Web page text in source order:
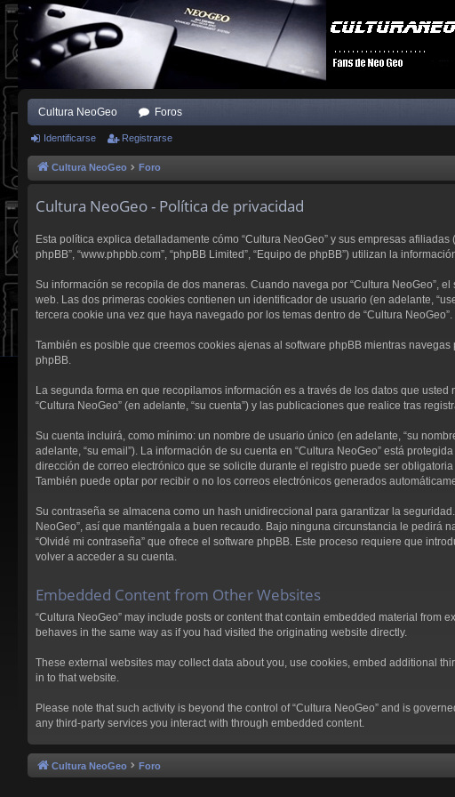
Cultura NeoGeo Foros
Identificarse Registrarse
Cultura NeoGeo Foro
Cultura NeoGeo - Política de privacidad
Esta política explica detalladamente cómo “Cultura NeoGeo” y sus empresas afiliadas
phpBB”, “www.phpbb.com”, “phpBB Limited”, “Equipo de phpBB”) utilizan la
Su información se recopila de dos maneras. Cuando navega por “Cultura NeoGeo”,
web. Las dos primeras cookies contienen un identificador de usuario (en adelante,
tercera cookie una vez que haya navegado por los temas dentro de “Cultura
También es posible que creemos cookies ajenas al software phpBB mientras
phpBB.
La segunda forma en que recopilamos información es a través de los datos que
“Cultura NeoGeo” (en adelante, “su cuenta”) y las publicaciones que realice tras
Su cuenta incluirá, como mínimo: un nombre de usuario único (en adelante, “su
adelante, “su email”). La información de su cuenta en “Cultura NeoGeo” está
dirección de correo electrónico que se solicite durante el registro puede ser
También puede optar por recibir o no los correos electrónicos generados
Su contraseña se almacena como un hash unidireccional para garantizar la
NeoGeo”, así que manténgala a buen recaudo. Bajo ninguna circunstancia le pedirá
“Olvidé mi contraseña” que ofrece el software phpBB. Este proceso requiere que
volver a acceder a su cuenta.
Embedded Content from Other Websites
“Cultura NeoGeo” may include posts or content that contain embedded material from
behaves in the same way as if you had visited the originating website directly.
These external websites may collect data about you, use cookies, embed additional
in to that website.
Please note that such activity is beyond the control of “Cultura NeoGeo” and is
any third-party services you interact with through embedded content.
Cultura NeoGeo Foro